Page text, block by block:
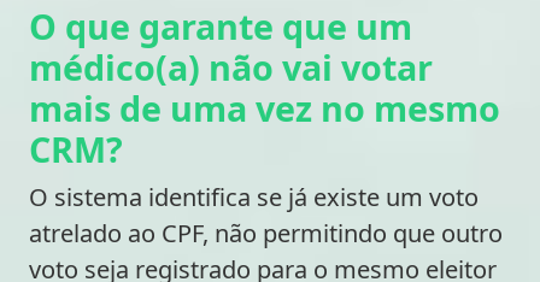
O que garante que um
médico(a) não vai votar
mais de uma vez no mesmo
CRM?
O sistema identifica se já existe um voto
atrelado ao CPF, não permitindo que outro
voto seja registrado para o mesmo eleitor